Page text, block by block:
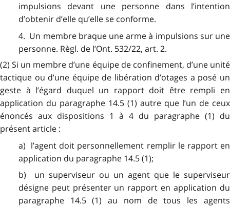
impulsions devant une personne dans l’intention
d’obtenir d’elle qu’elle se conforme.
4. Un membre braque une arme à impulsions sur une
personne. Règl. de l’Ont. 532/22, art. 2.
(2) Si un membre d’une équipe de confinement, d’une unité
tactique ou d’une équipe de libération d’otages a posé un
geste à l’égard duquel un rapport doit être rempli en
application du paragraphe 14.5 (1) autre que l’un de ceux
énoncés aux dispositions 1 à 4 du paragraphe (1) du
présent article :
a) l’agent doit personnellement remplir le rapport en
application du paragraphe 14.5 (1);
b) un superviseur ou un agent que le superviseur
désigne peut présenter un rapport en application du
paragraphe 14.5 (1) au nom de tous les agents